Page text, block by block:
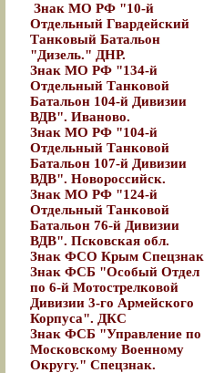
Знак МО РФ "10-й
Отдельный Гвардейский
Танковый Батальон
"Дизель." ДНР.
Знак МО РФ "134-й
Отдельный Танковой
Батальон 104-й Дивизии
ВДВ". Иваново.
Знак МО РФ "104-й
Отдельный Танковой
Батальон 107-й Дивизии
ВДВ". Новороссийск.
Знак МО РФ "124-й
Отдельный Танковой
Батальон 76-й Дивизии
ВДВ". Псковская обл.
Знак ФСО Крым Спецзнак
Знак ФСБ "Особый Отдел
по 6-й Мотострелковой
Дивизии 3-го Армейского
Корпуса". ДКС
Знак ФСБ "Управление по
Московскому Военному
Округу." Спецзнак.